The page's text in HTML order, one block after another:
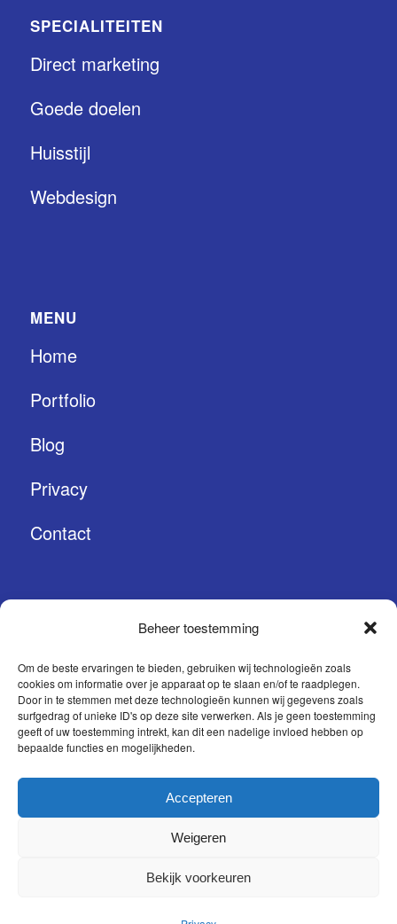
Beheer toestemming
Om de beste ervaringen te bieden, gebruiken wij technologieën zoals
cookies om informatie over je apparaat op te slaan en/of te raadplegen.
Door in te stemmen met deze technologieën kunnen wij gegevens zoals
surfgedrag of unieke ID's op deze site verwerken. Als je geen toestemming
geeft of uw toestemming intrekt, kan dit een nadelige invloed hebben op
bepaalde functies en mogelijkheden.
Accepteren
Weigeren
Bekijk voorkeuren
SPECIALITEITEN
Direct marketing
Goede doelen
Huisstijl
Webdesign
MENU
Home
Portfolio
Blog
Privacy
Contact
Prinses Margrietstraat 15
4241 BA Arkel